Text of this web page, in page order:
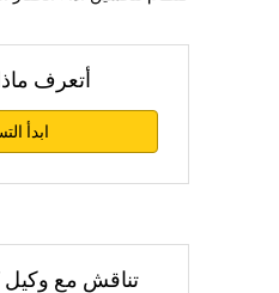
أتعرف
ابدأ
تناقش مع وكيل CAT حول GET